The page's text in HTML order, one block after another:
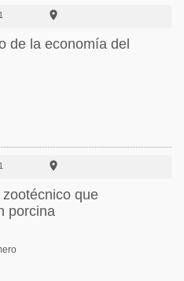

de la economía del

que
porcina